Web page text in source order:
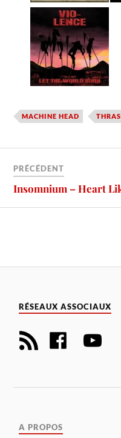
MACHINE HEAD
PRÉCÉDENT
Insomnium – Heart
RÉSEAUX ASSOCIAUX
A PROPOS